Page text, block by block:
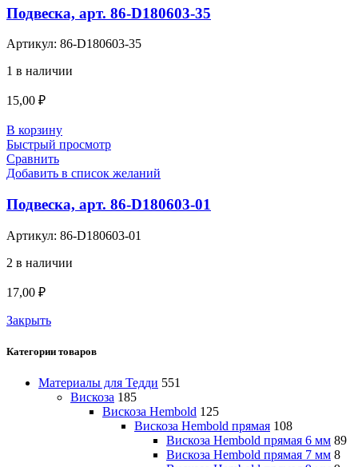
Подвеска, арт. 86-D180603-35
Артикул: 86-D180603-35
1 в наличии
15,00 ₽
В корзину
Быстрый просмотр
Сравнить
Добавить в список желаний
Подвеска, арт. 86-D180603-01
Артикул: 86-D180603-01
2 в наличии
17,00 ₽
Закрыть
Категории товаров
Материалы для Тедди 551
Вискоза 185
Вискоза Hembold 125
Вискоза Hembold прямая 108
Вискоза Hembold прямая 6 мм 89
Вискоза Hembold прямая 7 мм 8